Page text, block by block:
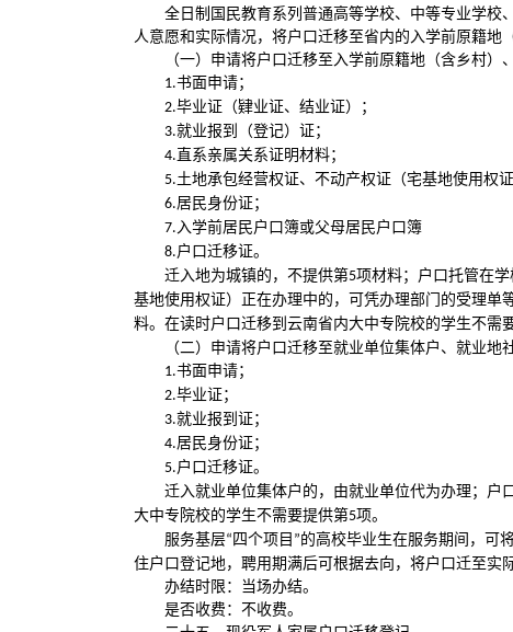
全日制国民教育系列普通高等学校、中等专业学校
人意愿和实际情况，将户口迁移至省内的入学前原籍地
（一）申请将户口迁移至入学前原籍地（含乡村
1.书面申请；
2.毕业证（肄业证、结业证）；
3.就业报到（登记）证；
4. 直系亲属关系证明材料；
5.土地承包经营权证、不动产权证（宅基地使用权证
6.居民身份证；
7. 入学前居民户口簿或父母居民户口簿
8.户口迁移证。
迁入地为城镇的，不提供第5项材料；户口托管在
基地使用权证）正在办理中的，可凭办理部门的受理
料。在读时户口迁移到云南省内大中专院校的学生不需
（二）申请将户口迁移至就业单位集体户、就业地
1.书面申请；
2.毕业证；
3.就业报到证；
4.居民身份证；
5.户口迁移证。
迁入就业单位集体户的，由就业单位代为办理；户
大中专院校的学生不需要提供第5项。
服务基层“ 四个项目 ”的高校毕业生在服务期间，可
住户口登记地，聘用期满后可根据去向，将户口迁至实
办结时限：当场办结。
是否收费：不收费。